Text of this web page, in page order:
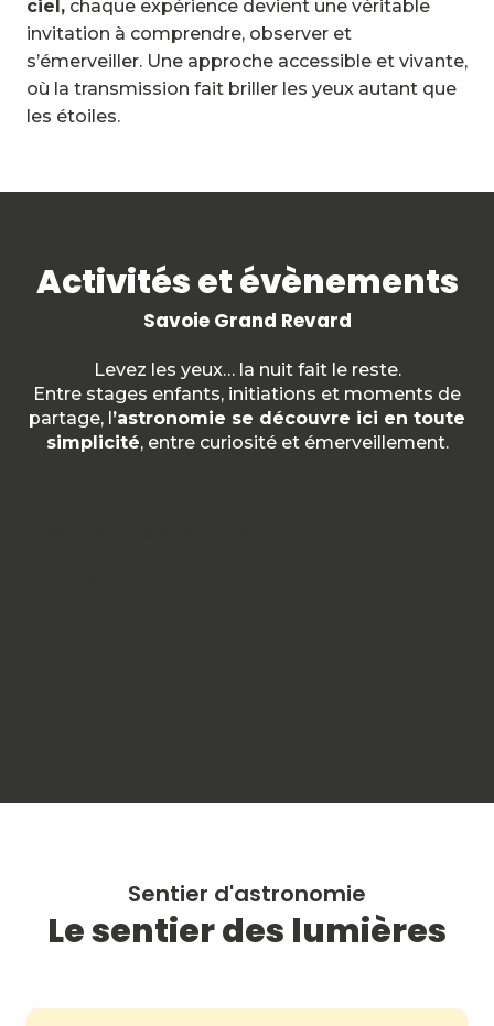
ciel, chaque expérience devient une véritable
invitation à comprendre, observer et
s’émerveiller. Une approche accessible et vivante,
où la transmission fait briller les yeux autant que
les étoiles.
Activités et évènements
Savoie Grand Revard
Levez les yeux… la nuit fait le reste.
Entre stages enfants, initiations et moments de
partage, l’astronomie se découvre ici en toute
simplicité, entre curiosité et émerveillement.
Sentier d'astronomie
Le sentier des lumières
Sentier d'astronomie - Le